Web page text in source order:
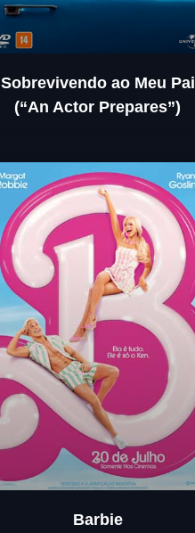
Sobrevivendo ao Meu Pai
(“An Actor Prepares”)
Barbie